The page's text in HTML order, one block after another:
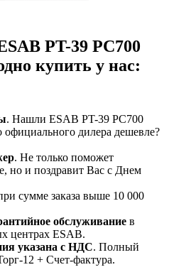
PT-39 PC700
купить у нас:
. Нашли ESAB PT-39 PC700
дилера дешевле?
. Не только поможет
но и поздравит Вас с Днем
сумме заказа выше 10 000
обслуживание в
центрах ESAB.
указана с НДС. Полный
12 + Счет-фактура.​